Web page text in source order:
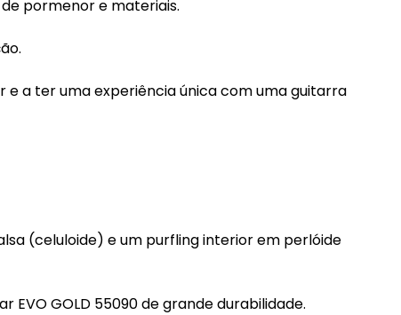
pormenor e materiais.
e a ter uma experiência única com uma guitarra
(celuloide) e um purfling interior em perlóide
GOLD 55090 de grande durabilidade.